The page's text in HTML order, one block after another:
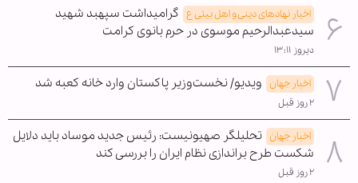
اخبار نهادهای دینی و اهل بیتی ع گرامیداشت سپهبد شهید
سیدعبدالرحیم موسوی در حرم بانوی کرامت
دیروز ۱۳:۱۱
اخبار جهان ویدیو/ نخست‌وزیر پاکستان وارد خانه کعبه شد
۲ روز قبل
اخبار جهان تحلیلگر صهیونیست: رئیس جدید موساد باید دلایل
شکست طرح براندازی نظام ایران را بررسی کند
۲ روز قبل